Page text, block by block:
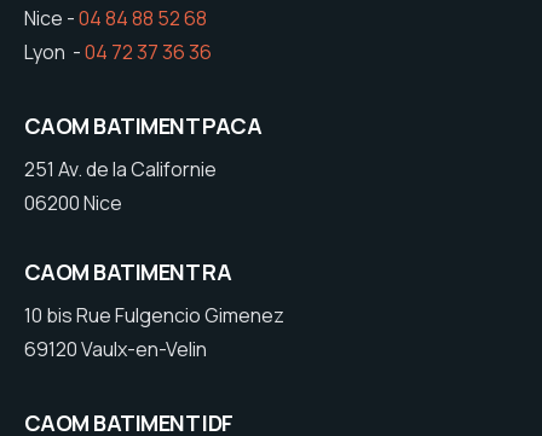
Nice -04 84 88 52 68
Lyon -04 72 37 36 36
CAOM BATIMENT PACA
251 Av. de la Californie
06200 Nice
CAOM BATIMENT RA
10 bis Rue Fulgencio Gimenez
69120 Vaulx-en-Velin
CAOM BATIMENT IDF